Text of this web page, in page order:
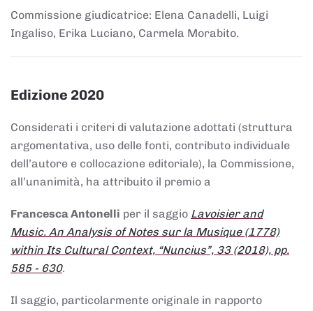
Commissione giudicatrice: Elena Canadelli, Luigi
Ingaliso, Erika Luciano, Carmela Morabito.
Edizione 2020
Considerati i criteri di valutazione adottati (struttura
argomentativa, uso delle fonti, contributo individuale
dell’autore e collocazione editoriale), la Commissione,
all’unanimità, ha attribuito il premio a
Francesca Antonelli per il saggio Lavoisier and
Music. An Analysis of Notes sur la Musique (1778)
within Its Cultural Context, “Nuncius”, 33 (2018), pp.
585 - 630.
Il saggio, particolarmente originale in rapporto